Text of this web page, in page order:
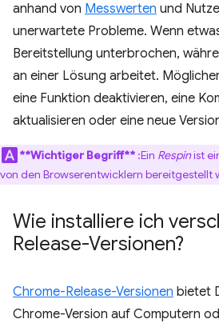
anhand von Messwerten und
unerwartete Probleme. Wenn
Bereitstellung unterbrochen,
an einer Lösung arbeitet.
eine Funktion deaktivieren, eine
aktualisieren oder eine neue
**Wichtiger Begriff** :Ein Respinist
von den Browserentwicklern bereitgestellt
Wie installiere ich
Release-Versionen?
Chrome-Release-Versionen bietet
Chrome-Version auf Computern